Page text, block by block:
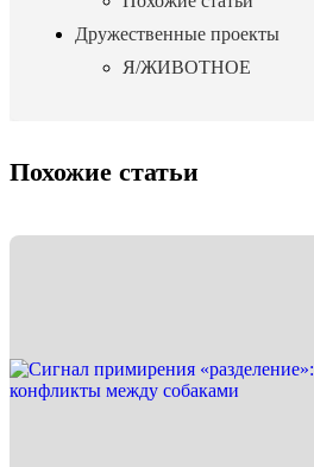
Дружественные проекты
Я/ЖИВОТНОЕ
Похожие статьи